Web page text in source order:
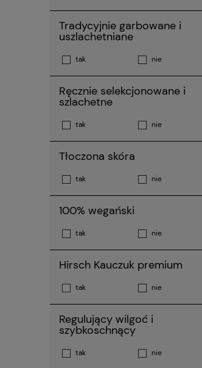
Tradycyjnie garbowane i
uszlachetniane
tak nie
Ręcznie selekcjonowane i
szlachetne
tak nie
Tłoczona skóra
tak nie
100% wegański
tak nie
Hirsch Kauczuk premium
tak nie
Regulujący wilgoć i
szybkoschnący
tak nie